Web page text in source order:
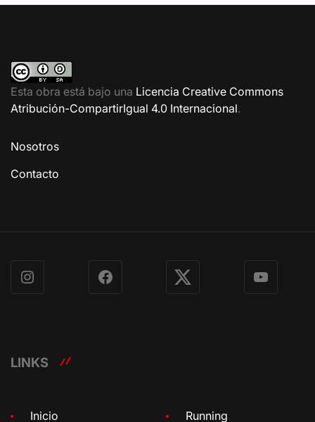
Esta obra está bajo una Licencia Creative Commons
Atribución-CompartirIgual 4.0 Internacional.
Nosotros
Contacto
Instagram Facebook X YouTube
LINKS
Inicio Running